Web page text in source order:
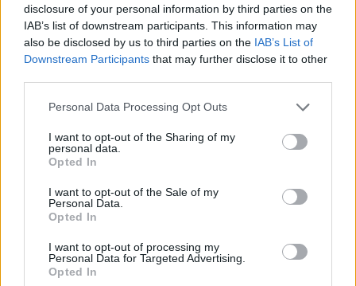
disclosure of your personal information by third parties on the
IAB’s list of downstream participants. This information may
also be disclosed by us to third parties on the IAB’s List of
Downstream Participants that may further disclose it to other
Personal Data Processing Opt Outs
I want to opt-out of the Sharing of my
personal data.
Opted In
I want to opt-out of the Sale of my
Personal Data.
Opted In
I want to opt-out of processing my
Personal Data for Targeted Advertising.
Opted In
KEDVES OLVASÓNK!
A keresett cikk a portfolio.hu hírarchívumához
regisztrációhoz kötött.
Az előfizetés a következőket tartalmazza:
Portfolio.hu teljes cikkarchívum
kötéslistái